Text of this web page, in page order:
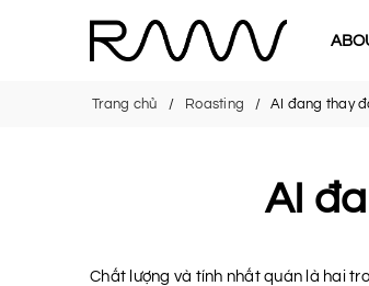
Trang chủ Roasting AI đang thay
AI
Chất lượng và tính nhất quán là hai